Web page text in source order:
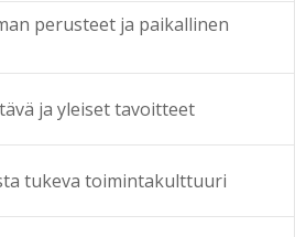
perusteet ja paikallinen
ja yleiset tavoitteet
tukeva toimintakulttuuri